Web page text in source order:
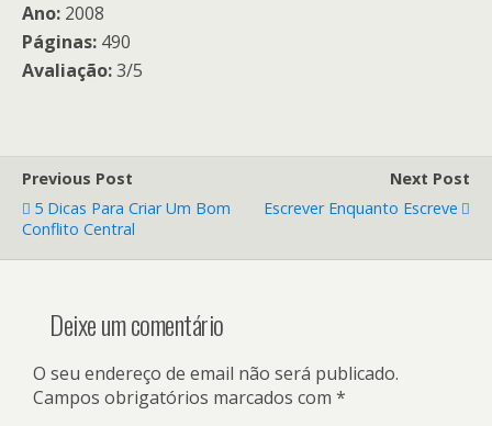
Ano: 2008
Páginas: 490
Avaliação:3/5
Previous Post
5 Dicas Para Criar Um Bom
Conflito Central
Next Post
Escrever Enquanto Escreve
Deixe um comentário
O seu endereço de email não será publicado.
Campos obrigatórios marcados com *